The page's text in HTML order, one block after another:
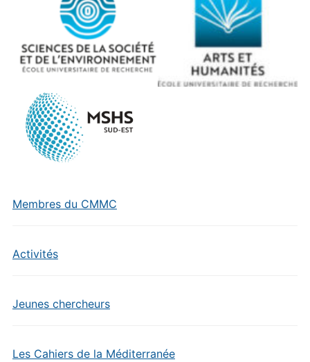
Membres du CMMC
Activités
Jeunes chercheurs
Les Cahiers de la Méditerranée